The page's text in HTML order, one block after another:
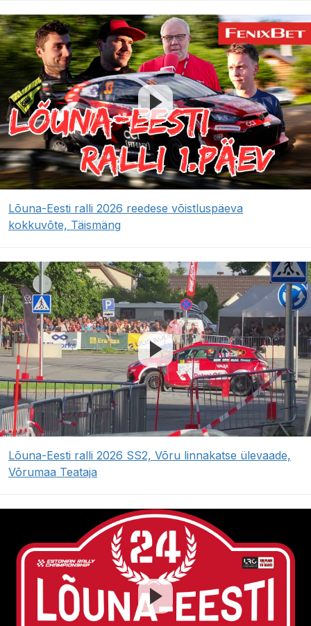
Lõuna-Eesti ralli 2026 reedese võistluspäeva
kokkuvõte, Täismäng
Lõuna-Eesti ralli 2026 SS2, Võru linnakatse ülevaade,
Võrumaa Teataja